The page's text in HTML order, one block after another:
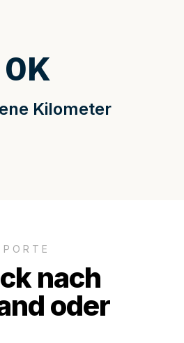
Kilometer
0K
nach
oder